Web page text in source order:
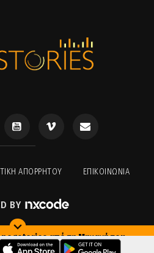
από τη Μηχανή του
ΑΠΟΡΡΉΤΟΥ ΕΠΙΚΟΙΝΩΝΊΑ
BY